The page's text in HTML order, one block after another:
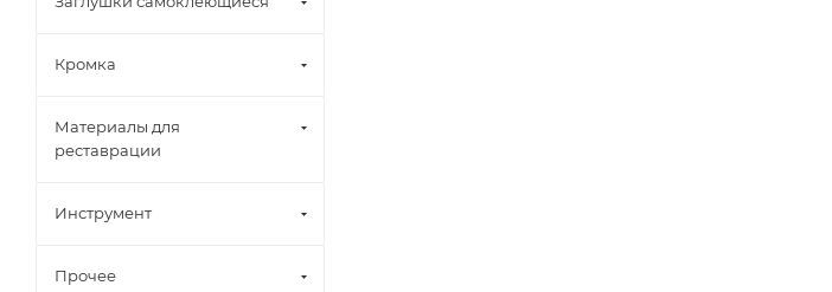
Кромка
Материалы для
реставрации
Инструмент
Прочее